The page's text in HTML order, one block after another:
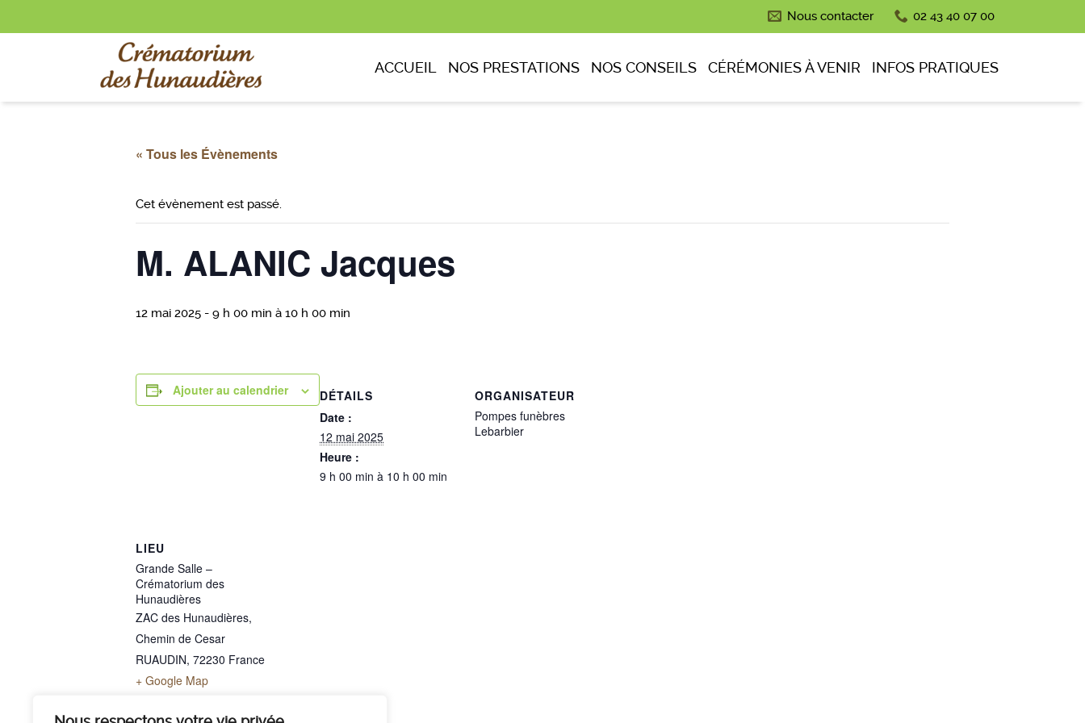
Nous contacter 02 43 40 07 00
ACCUEIL NOS PRESTATIONS NOS CONSEILS CÉRÉMONIES À VENIR INFOS PRATIQUES
« Tous les Évènements
Cet évènement est passé.
M. ALANIC Jacques
12 mai 2025 - 9 h 00 min à 10 h 00 min
Ajouter au calendrier
DÉTAILS
Date :
12 mai 2025
Heure :
9 h 00 min à 10 h 00 min
ORGANISATEUR
Pompes funèbres
Lebarbier
LIEU
Grande Salle –
Crématorium des
Hunaudières
ZAC des Hunaudières,
Chemin de Cesar
RUAUDIN, 72230 France
+ Google Map
02 43 40 07 00